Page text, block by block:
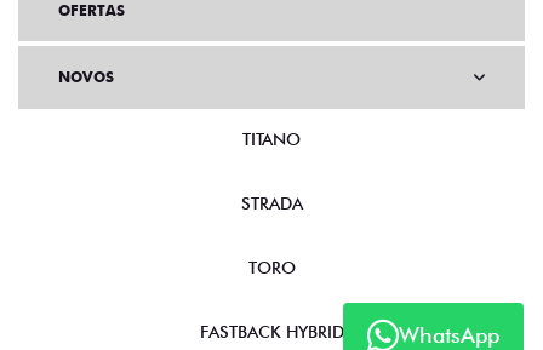
WhatsApp
OFERTAS
NOVOS
TITANO
STRADA
TORO
FASTBACK HYBRID